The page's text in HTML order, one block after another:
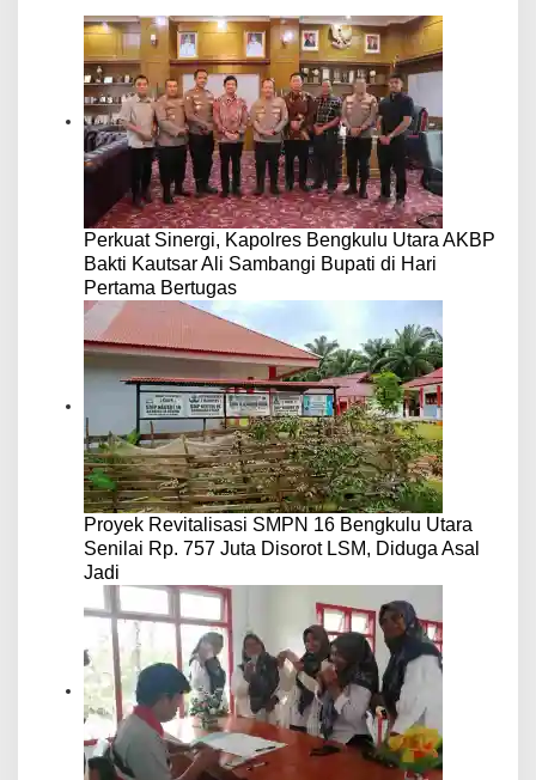
Perkuat Sinergi, Kapolres Bengkulu Utara AKBP
Bakti Kautsar Ali Sambangi Bupati di Hari
Pertama Bertugas
Proyek Revitalisasi SMPN 16 Bengkulu Utara
Senilai Rp. 757 Juta Disorot LSM, Diduga Asal
Jadi